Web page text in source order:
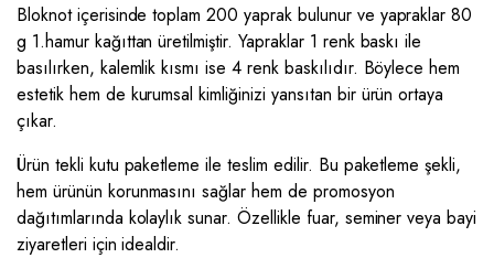
Bloknot içerisinde toplam 200 yaprak bulunur ve yapraklar 80
g 1.hamur kağıttan üretilmiştir. Yapraklar 1 renk baskı ile
basılırken, kalemlik kısmı ise 4 renk baskılıdır. Böylece hem
estetik hem de kurumsal kimliğinizi yansıtan bir ürün ortaya
çıkar.
Ürün tekli kutu paketleme ile teslim edilir. Bu paketleme şekli,
hem ürünün korunmasını sağlar hem de promosyon
dağıtımlarında kolaylık sunar. Özellikle fuar, seminer veya bayi
ziyaretleri için idealdir.